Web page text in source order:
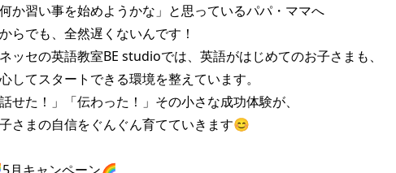
何か習い事を始めようかな」と思っているパパ・ママへ
らでも、全然遅くないんです！
ッセの英語教室BE studioでは、英語がはじめてのお子さまも、
してスタートできる環境を整えています。
話せた！」「伝わった！」その小さな成功体験が、
さまの自信をぐんぐん育てていきます😊